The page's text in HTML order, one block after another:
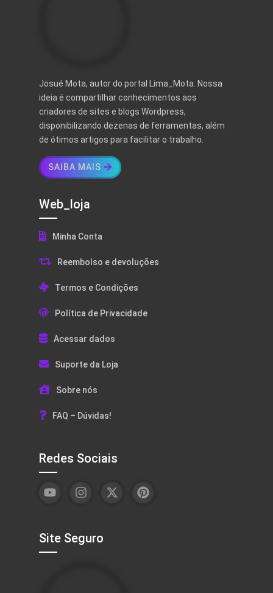
Josué Mota, autor do portal Lima_Mota. Nossa
ideia é compartilhar conhecimentos aos
criadores de sites e blogs Wordpress,
disponibilizando dezenas de ferramentas, além
de ótimos artigos para facilitar o trabalho.
SAIBA MAIS
Web_loja
Minha Conta
Reembolso e devoluções
Termos e Condições
Política de Privacidade
Acessar dados
Suporte da Loja
Sobre nós
FAQ – Dúvidas!
Redes Sociais
Site Seguro